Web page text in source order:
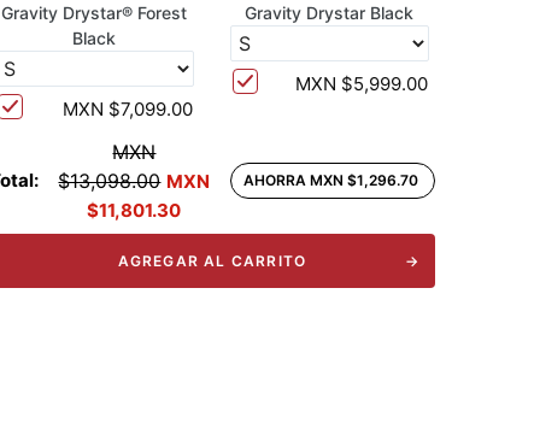
Gravity Drystar® Forest
Black
MXN $7,099.00
Gravity Drystar Black
MXN $5,999.00
MXN
$13,098.00 MXN
$11,801.30
AHORRA MXN $1,296.70
AGREGAR AL CARRITO